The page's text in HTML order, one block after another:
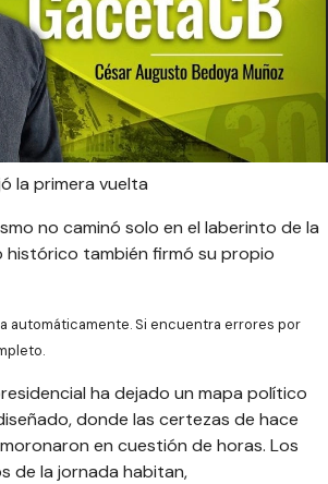
la primera vuelta
no caminó solo en el laberinto de la
histórico también firmó su propio
automáticamente. Si encuentra errores por
ha dejado un mapa político
donde las certezas de hace
en cuestión de horas. Los
de la jornada habitan,